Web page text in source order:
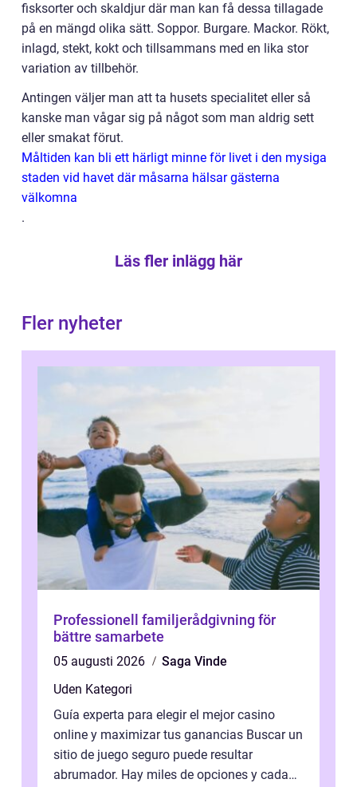
fisksorter och skaldjur där man kan få dessa tillagade
på en mängd olika sätt. Soppor. Burgare. Mackor. Rökt,
inlagd, stekt, kokt och tillsammans med en lika stor
variation av tillbehör.
Antingen väljer man att ta husets specialitet eller så
kanske man vågar sig på något som man aldrig sett
eller smakat förut.
Måltiden kan bli ett härligt minne för livet i den mysiga
staden vid havet där måsarna hälsar gästerna
välkomna
.
Läs fler inlägg här
Fler nyheter
Professionell familjerådgivning för
bättre samarbete
05 augusti 2026
Saga Vinde
Uden Kategori
Guía experta para elegir el mejor casino
online y maximizar tus ganancias Buscar un
sitio de juego seguro puede resultar
abrumador. Hay miles de opciones y cada